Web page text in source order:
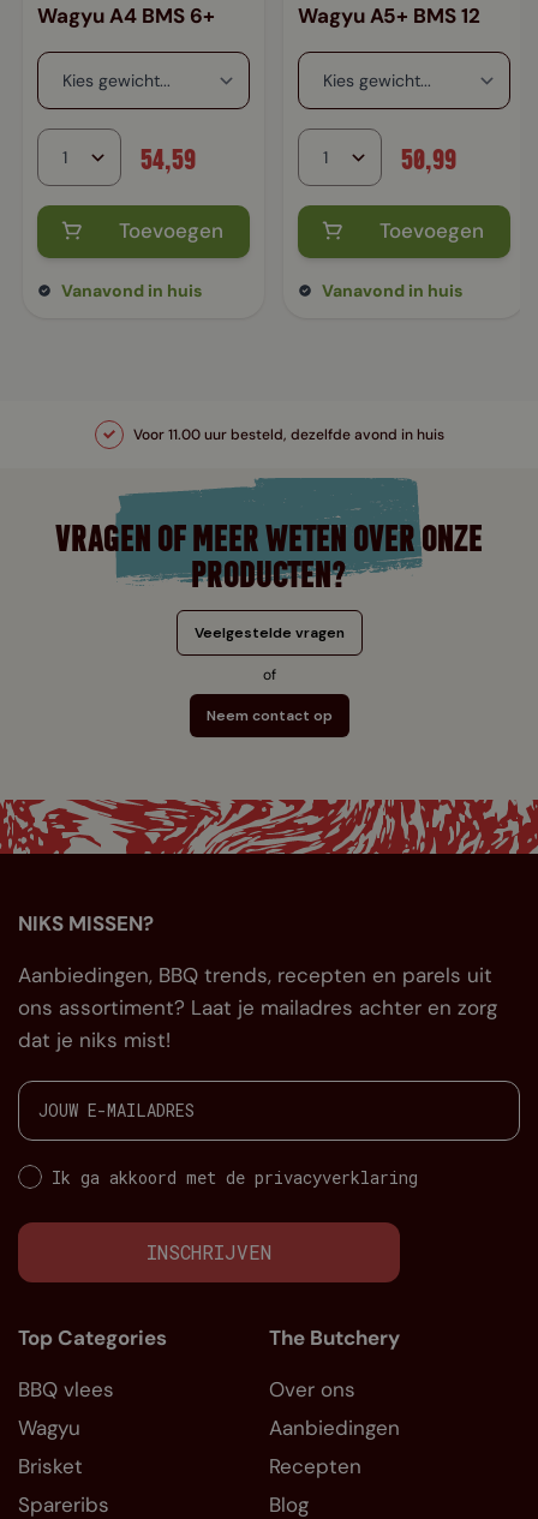
Wagyu A4 BMS 6+
54,59
Toevoegen
Vanavond in huis
Wagyu A5+ BMS 12
50,99
Toevoegen
Vanavond in huis
Voor 11.00 uur besteld, dezelfde avond in huis
VRAGEN OF MEER WETEN OVER ONZE
PRODUCTEN?
Veelgestelde vragen
of
Neem contact op
NIKS MISSEN?
Aanbiedingen, BBQ trends, recepten en parels uit
ons assortiment? Laat je mailadres achter en zorg
dat je niks mist!
Ik ga akkoord met de privacyverklaring
INSCHRIJVEN
Top Categories
BBQ vlees
Wagyu
Brisket
Spareribs
The Butchery
Over ons
Aanbiedingen
Recepten
Blog